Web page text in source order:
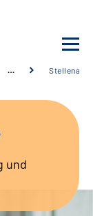
…
und